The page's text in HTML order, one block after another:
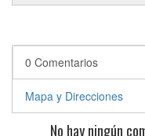
0 Comentarios
Mapa y Direcciones
No hay ningún